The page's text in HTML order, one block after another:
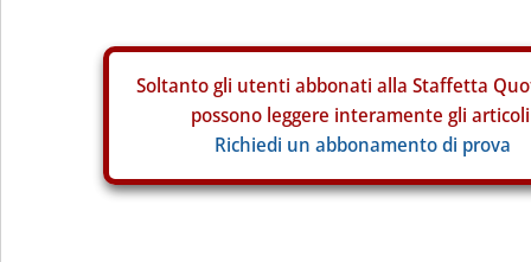
Soltanto gli utenti abbonati alla Staffetta
possono leggere interamente gli
Richiedi un abbonamento di prova